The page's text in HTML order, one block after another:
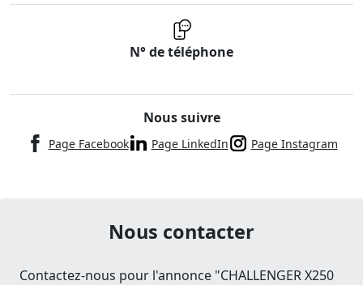
N° de téléphone
Nous suivre
Page Facebook Page LinkedIn Page Instagram
Nous contacter
Contactez-nous pour l'annonce "CHALLENGER X250